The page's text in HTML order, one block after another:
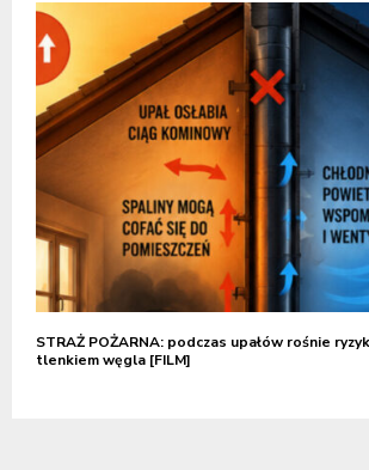
STRAŻ POŻARNA: podczas upałów rośnie
tlenkiem węgla [FILM]